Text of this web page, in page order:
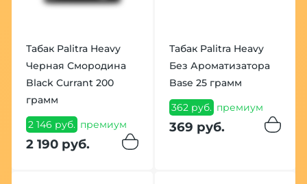
Табак Palitra Heavy
Черная Смородина
Black Currant 200
грамм
2 146 руб. премиум
2 190 руб.
Табак Palitra Heavy
Без Ароматизатора
Base 25 грамм
362 руб. премиум
369 руб.